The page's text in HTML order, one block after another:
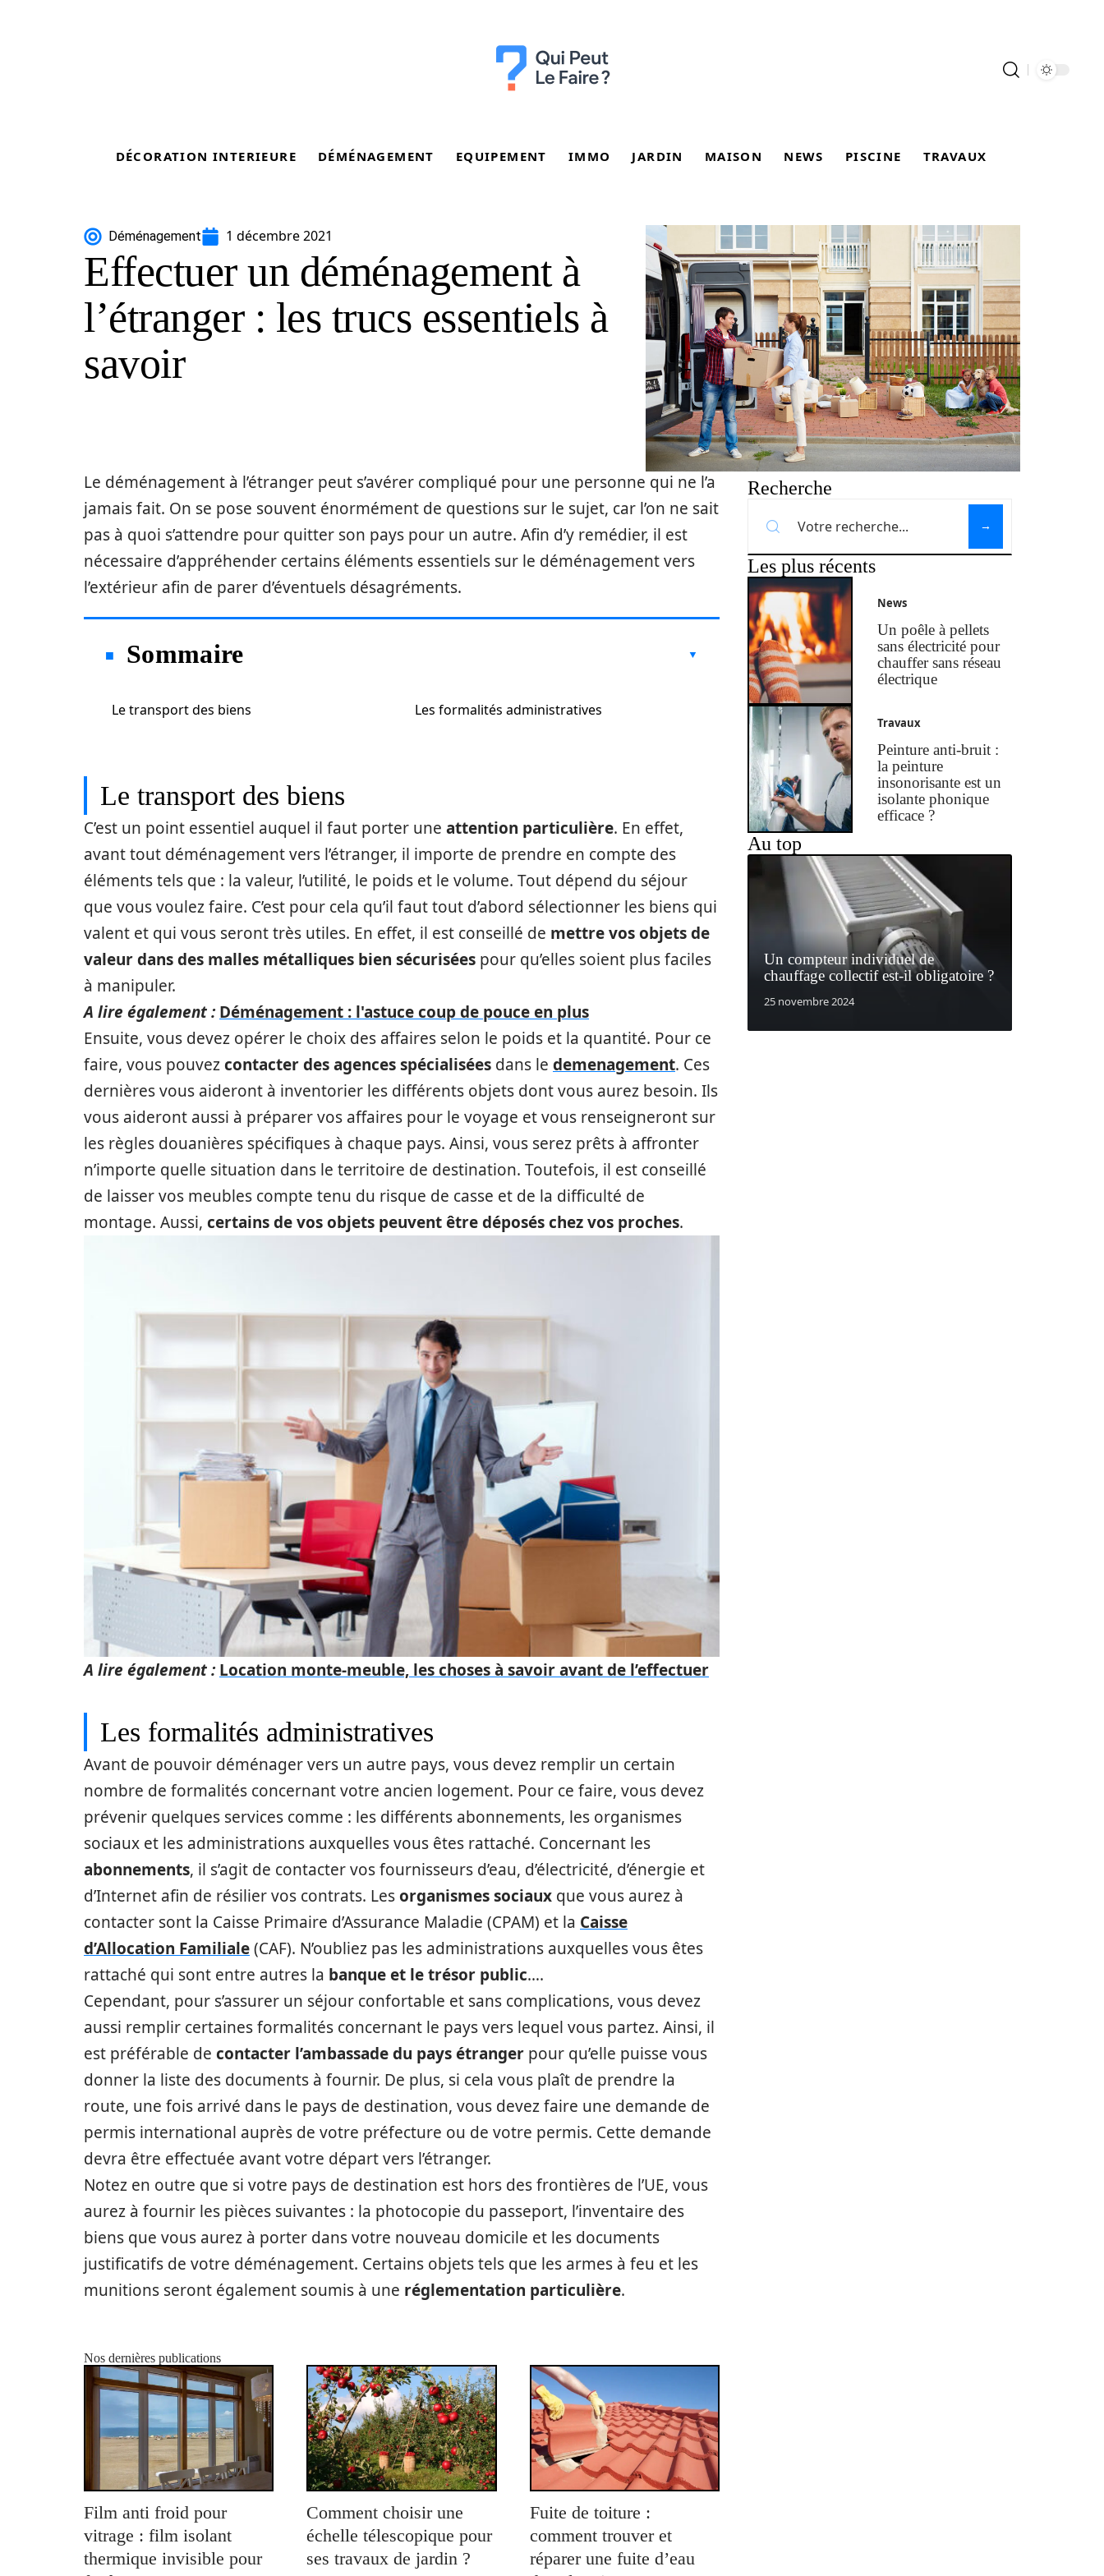
DÉCORATION INTERIEURE DÉMÉNAGEMENT EQUIPEMENT IMMO JARDIN MAISON NEWS PISCINE TRAVAUX
Déménagement 1 décembre 2021
Effectuer un déménagement à
l’étranger : les trucs essentiels à
savoir
Le déménagement à l’étranger peut s’avérer compliqué pour une personne qui ne l’a
jamais fait. On se pose souvent énormément de questions sur le sujet, car l’on ne sait
pas à quoi s’attendre pour quitter son pays pour un autre. Afin d’y remédier, il est
nécessaire d’appréhender certains éléments essentiels sur le déménagement vers
l’extérieur afin de parer d’éventuels désagréments.
Sommaire
Le transport des biens Les formalités administratives
Le transport des biens
C’est un point essentiel auquel il faut porter une attention particulière. En effet,
avant tout déménagement vers l’étranger, il importe de prendre en compte des
éléments tels que : la valeur, l’utilité, le poids et le volume. Tout dépend du séjour
que vous voulez faire. C’est pour cela qu’il faut tout d’abord sélectionner les biens qui
valent et qui vous seront très utiles. En effet, il est conseillé de mettre vos objets de
valeur dans des malles métalliques bien sécurisées pour qu’elles soient plus faciles
à manipuler.
A lire également : Déménagement : l'astuce coup de pouce en plus
Ensuite, vous devez opérer le choix des affaires selon le poids et la quantité. Pour ce
faire, vous pouvezcontacter des agences spécialisées dans le demenagement. Ces
dernières vous aideront à inventorier les différents objets dont vous aurez besoin. Ils
vous aideront aussi à préparer vos affaires pour le voyage et vous renseigneront sur
les règles douanières spécifiques à chaque pays. Ainsi, vous serez prêts à affronter
n’importe quelle situation dans le territoire de destination. Toutefois, il est conseillé
de laisser vos meubles compte tenu du risque de casse et de la difficulté de
montage. Aussi, certains de vos objets peuvent être déposés chez vos proches.
A lire également : Location monte-meuble, les choses à savoir avant de l’effectuer
Les formalités administratives
Avant de pouvoir déménager vers un autre pays, vous devez remplir un certain
nombre de formalités concernant votre ancien logement. Pour ce faire, vous devez
prévenir quelques services comme : les différents abonnements, les organismes
sociaux et les administrations auxquelles vous êtes rattaché. Concernant les
abonnements, il s’agit de contacter vos fournisseurs d’eau, d’électricité, d’énergie et
d’Internet afin de résilier vos contrats. Lesorganismes sociaux que vous aurez à
contacter sont la Caisse Primaire d’Assurance Maladie (CPAM) et la Caisse
d’Allocation Familiale(CAF). N’oubliez pas les administrations auxquelles vous êtes
rattaché qui sont entre autres la banque et le trésor public….
Cependant, pour s’assurer un séjour confortable et sans complications, vous devez
aussi remplir certaines formalités concernant le pays vers lequel vous partez. Ainsi, il
est préférable de contacter l’ambassade du pays étranger pour qu’elle puisse vous
donner la liste des documents à fournir. De plus, si cela vous plaît de prendre la
route, une fois arrivé dans le pays de destination, vous devez faire une demande de
permis international auprès de votre préfecture ou de votre permis. Cette demande
devra être effectuée avant votre départ vers l’étranger.
Notez en outre que si votre pays de destination est hors des frontières de l’UE, vous
aurez à fournir les pièces suivantes : la photocopie du passeport, l’inventaire des
biens que vous aurez à porter dans votre nouveau domicile et les documents
justificatifs de votre déménagement. Certains objets tels que les armes à feu et les
munitions seront également soumis à une réglementation particulière.
Nos dernières publications
Film anti froid pour
vitrage : film isolant
thermique invisible pour
Comment choisir une
échelle télescopique pour
ses travaux de jardin ?
Fuite de toiture :
comment trouver et
réparer une fuite d’eau
Recherche
Les plus récents
News
Un poêle à pellets
sans électricité pour
chauffer sans réseau
électrique
Travaux
Peinture anti-bruit :
la peinture
insonorisante est un
isolante phonique
efficace ?
Au top
Un compteur individuel de
chauffage collectif est-il obligatoire ?
25 novembre 2024